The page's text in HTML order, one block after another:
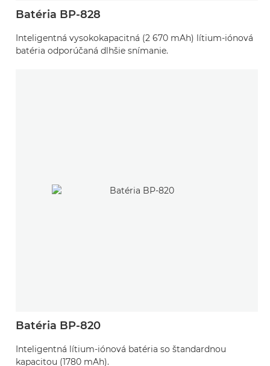
Batéria BP-828
Inteligentná vysokokapacitná (2 670 mAh) lítium-iónová
batéria odporúčaná dlhšie snímanie.
Batéria BP-820
Inteligentná lítium-iónová batéria so štandardnou
kapacitou (1780 mAh).